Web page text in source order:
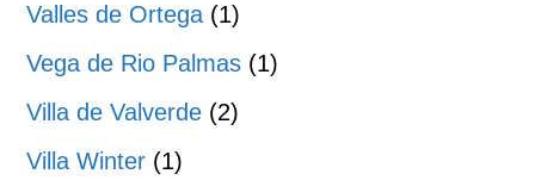
Valles de Ortega (1)
Vega de Rio Palmas (1)
Villa de Valverde (2)
Villa Winter (1)